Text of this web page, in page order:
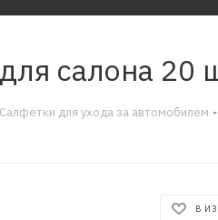
салона 20
Салфетки для ухода за автомобилем
В